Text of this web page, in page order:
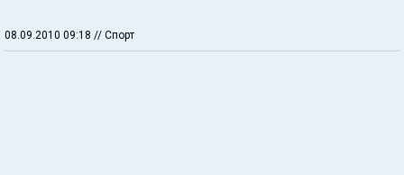
08.09.2010 09:18 // Спорт